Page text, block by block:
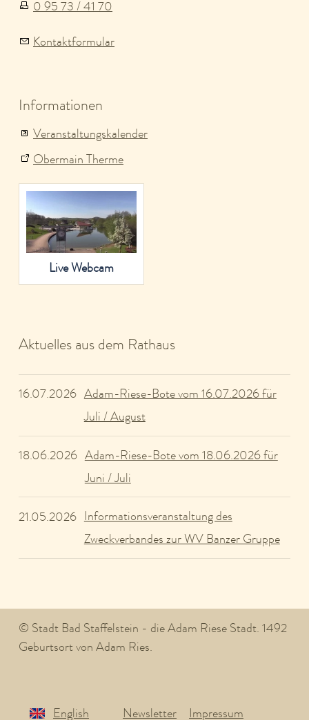
0 95 73 / 41 70
Kontaktformular
Informationen
Veranstaltungskalender
Obermain Therme
Live Webcam
Aktuelles aus dem Rathaus
16.07.2026 Adam-Riese-Bote vom 16.07.2026 für
Juli / August
18.06.2026 Adam-Riese-Bote vom 18.06.2026 für
Juni / Juli
21.05.2026 Informationsveranstaltung des
Zweckverbandes zur WV Banzer Gruppe
© Stadt Bad Staffelstein - die Adam Riese Stadt. 1492
Geburtsort von Adam Ries.
English Newsletter Impressum